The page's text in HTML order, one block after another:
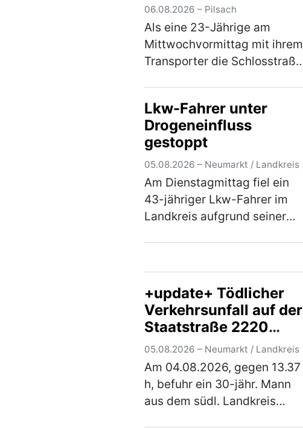
06.08.2026 – Pilsach
Als eine 23-Jährige am
Mittwochvormittag mit ihrem
Transporter die Schlosstraße
eines Hundes. Dieser war mit
seiner 33-jährigen Besitzerin
auf der …(mehr)
Lkw-Fahrer unter
Drogeneinfluss
gestoppt
05.08.2026 – Neumarkt / Landkreis
Am Dienstagmittag fiel ein
43-jähriger Lkw-Fahrer im
Landkreis aufgrund seiner
festgestellt, dass der Herr
unter dem Einflus…(mehr)
+update+ Tödlicher
Verkehrsunfall auf der
Staatstraße 2220
zwischen Lengenfeld
und
Trocknungsanlage
05.08.2026 – Neumarkt / Landkreis
Am 04.08.2026, gegen 13.37
h, befuhr ein 30-jähr. Mann
aus dem südl. Landkreis